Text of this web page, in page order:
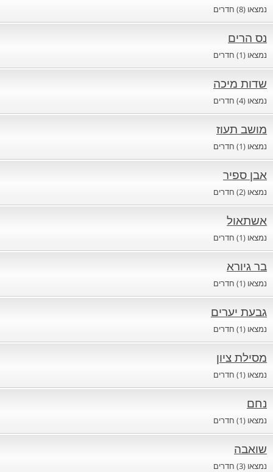
חדרים לפי שעה באזור ירושלים
חדרים לפי שעה באזור השפלה
חדרים לפי שעה בהשרון
חדרים לפי שעה בגליל עליון
חדרים לפי שעה בחוף הכרמל
חדרים לפי שעה בחיפה קריות
חדרים לפי שעה בכנרת גליל תחתון עמקים
חדרים לפי שעה ברמת הגולן
חדרים לפי שעה בהערבה
נמצאו (8) חדרים
נס הרים
נמצאו (1) חדרים
שדות מיכה
נמצאו (4) חדרים
מושב תעוז
נמצאו (1) חדרים
אבן ספיר
נמצאו (2) חדרים
אשתאול
נמצאו (1) חדרים
בר גיורא
נמצאו (1) חדרים
גבעת יערים
נמצאו (1) חדרים
מסילת ציון
נמצאו (1) חדרים
נחם
נמצאו (1) חדרים
שואבה
נמצאו (3) חדרים